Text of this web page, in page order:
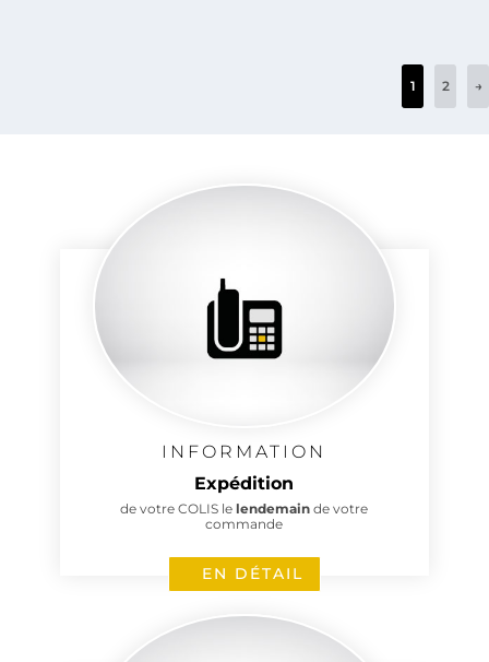
1 2 →
INFORMATION
Expédition
de votre COLIS lelendemainde votre
commande
EN DÉTAIL